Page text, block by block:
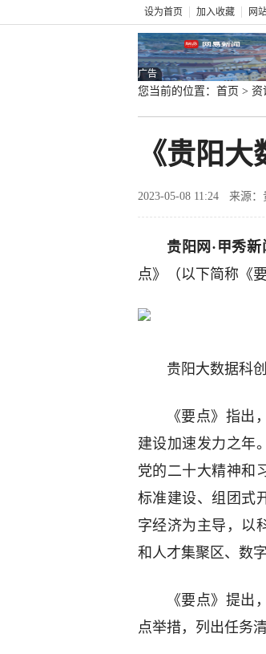
设为首页 加入收藏 网
广告
您当前的位置： 首页 > 资
《贵阳
2023-05-08 11:24 来源：
贵阳网·甲秀新
点》（以下简称《
贵阳大数据科
《要点》指出
建设加速发力之年
党的二十大精神和
标准建设、组团式
字经济为主导，以
和人才集聚区、数
《要点》提出
点举措，列出任务